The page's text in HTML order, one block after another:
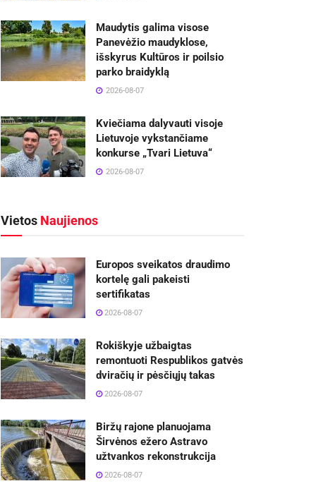
Maudytis galima visose
Panevėžio maudyklose,
išskyrus Kultūros ir poilsio
parko braidyklą
2026-08-07
Kviečiama dalyvauti visoje
Lietuvoje vykstančiame
konkurse „Tvari Lietuva“
2026-08-07
Vietos Naujienos
Europos sveikatos draudimo
kortelę gali pakeisti
sertifikatas
2026-08-07
Rokiškyje užbaigtas
remontuoti Respublikos gatvės
dviračių ir pėsčiųjų takas
2026-08-07
Biržų rajone planuojama
Širvėnos ežero Astravo
užtvankos rekonstrukcija
2026-08-07